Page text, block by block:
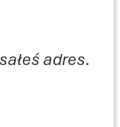
adres.